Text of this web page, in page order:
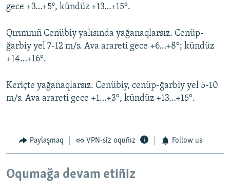
gece +3…+5º, kündüz +13…+15°.
Qırımnıñ Cenübiy yalısında yağanaqlarsız. Cenüp-
ğarbiy yel 7-12 m/s. Ava arareti gece +6…+8°; kündüz
+14…+16°.
Keriçte yağanaqlarsız. Cenübiy, cenüp-ğarbiy yel 5-10
m/s. Ava arareti gece +1…+3°, kündüz +13…+15°.
Paylaşmaq VPN-siz oquñız Follow us
Oqumağa devam etiñiz